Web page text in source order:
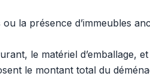
la présence d’immeubles
le matériel d’emballage,
le montant total du